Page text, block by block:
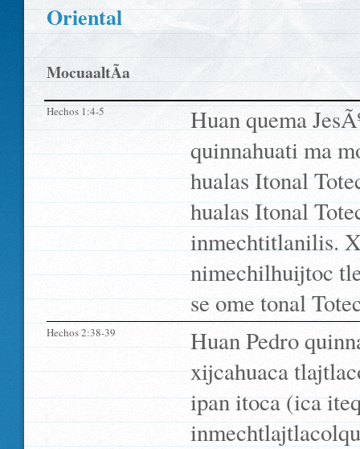
Oriental
MocuaaltÃ­a
Hechos 1:4-5
Huan quema
quinnahuati ma
hualas Itonal
hualas Itonal
inmechtitlanilis.
nimechilhuijtoc
se ome tonal
Hechos 2:38-39
Huan Pedro
xijcahuaca
ipan itoca (ica